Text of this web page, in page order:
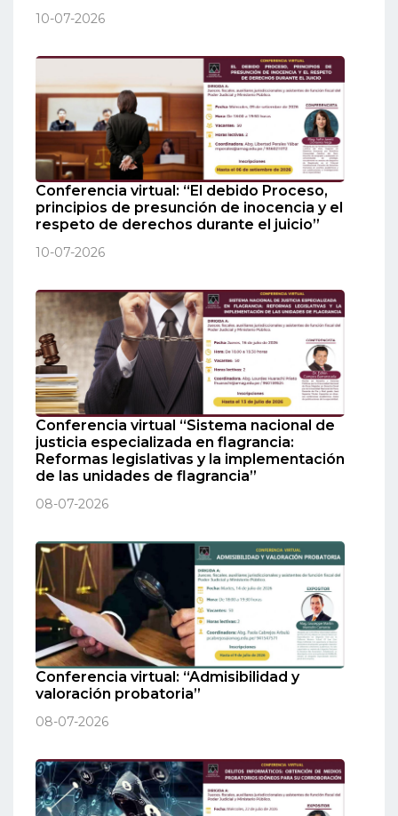
10-07-2026
Conferencia virtual: “El debido Proceso,
principios de presunción de inocencia y el
respeto de derechos durante el juicio”
10-07-2026
Conferencia virtual “Sistema nacional de
justicia especializada en flagrancia:
Reformas legislativas y la implementación
de las unidades de flagrancia”
08-07-2026
Conferencia virtual: “Admisibilidad y
valoración probatoria”
08-07-2026